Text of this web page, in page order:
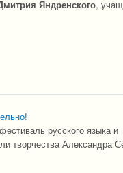
Яндренского,
русского языка и
творчества Александра